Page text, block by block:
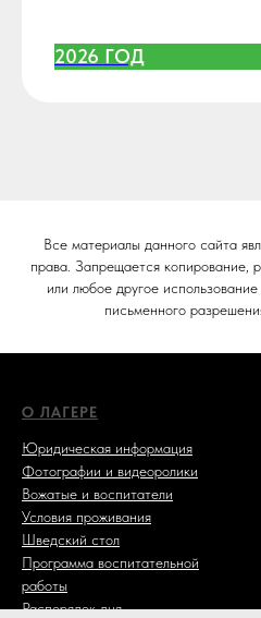
2026 ГОД
Все материалы данного сайта
права. Запрещается копирование,
или любое другое
письменного
О ЛАГЕРЕ
Юридическая информация
Фотографии и видеоролики
Вожатые и воспитатели
Условия проживания
Шведский стол
Программа воспитательной
работы
Распорядок дня